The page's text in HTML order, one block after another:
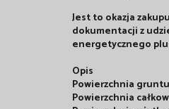
Jest to okazja
dokumentacji z
energetycznego
Opis
Powierzchnia
Powierzchnia